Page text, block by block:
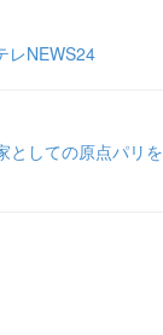
レNEWS24
としての原点パリを